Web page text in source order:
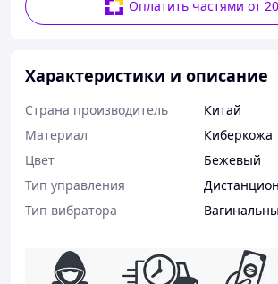
Оплатить частями от
Характеристики и описание
Страна производитель
Китай
Материал
Киберкожа
Цвет
Бежевый
Тип управления
Тип вибратора